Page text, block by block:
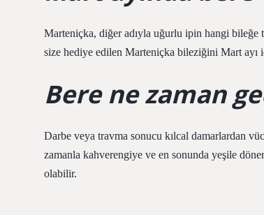
Marteniçka, diğer adıyla uğurlu ipin hangi bileğe
size hediye edilen Marteniçka bileziğini Mart ayı
Bere ne zaman
Darbe veya travma sonucu kılcal damarlardan
zamanla kahverengiye ve en sonunda yeşile
olabilir.